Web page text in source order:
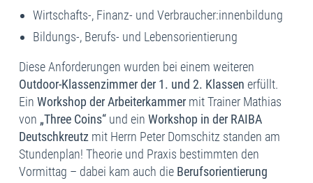
Wirtschafts-, Finanz- und Verbraucher:innenbildung
Bildungs-, Berufs- und Lebensorientierung
Diese Anforderungen wurden bei einem weiteren
Outdoor-Klassenzimmer der 1. und 2. Klassen erfüllt.
Ein Workshop der Arbeiterkammermit Trainer Mathias
von „Three Coins“und ein Workshop in der RAIBA
Deutschkreutz mit Herrn Peter Domschitz standen am
Stundenplan! Theorie und Praxis bestimmten den
Vormittag – dabei kam auch die Berufsorientierung